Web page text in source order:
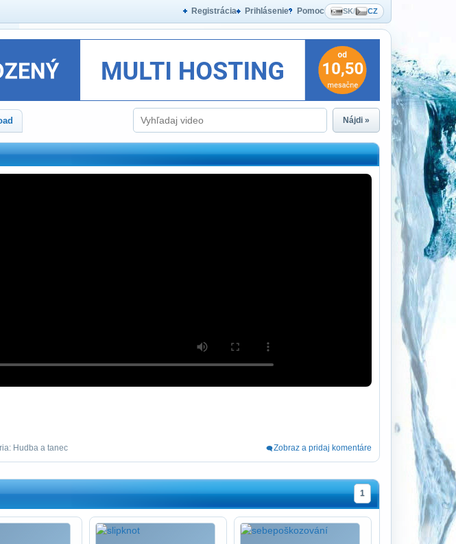
Registrácia Prihlásenie Pomoc SK/ CZ
Nájdi »
Hudba a tanec Zobraz a pridaj komentáre
1